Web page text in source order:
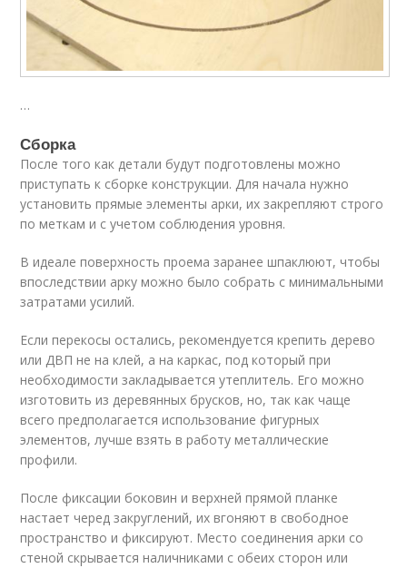
…
Сборка
После того как детали будут подготовлены можно
приступать к сборке конструкции. Для начала нужно
установить прямые элементы арки, их закрепляют строго
по меткам и с учетом соблюдения уровня.
В идеале поверхность проема заранее шпаклюют, чтобы
впоследствии арку можно было собрать с минимальными
затратами усилий.
Если перекосы остались, рекомендуется крепить дерево
или ДВП не на клей, а на каркас, под который при
необходимости закладывается утеплитель. Его можно
изготовить из деревянных брусков, но, так как чаще
всего предполагается использование фигурных
элементов, лучше взять в работу металлические
профили.
После фиксации боковин и верхней прямой планке
настает черед закруглений, их вгоняют в свободное
пространство и фиксируют. Место соединения арки со
стеной скрывается наличниками с обеих сторон или